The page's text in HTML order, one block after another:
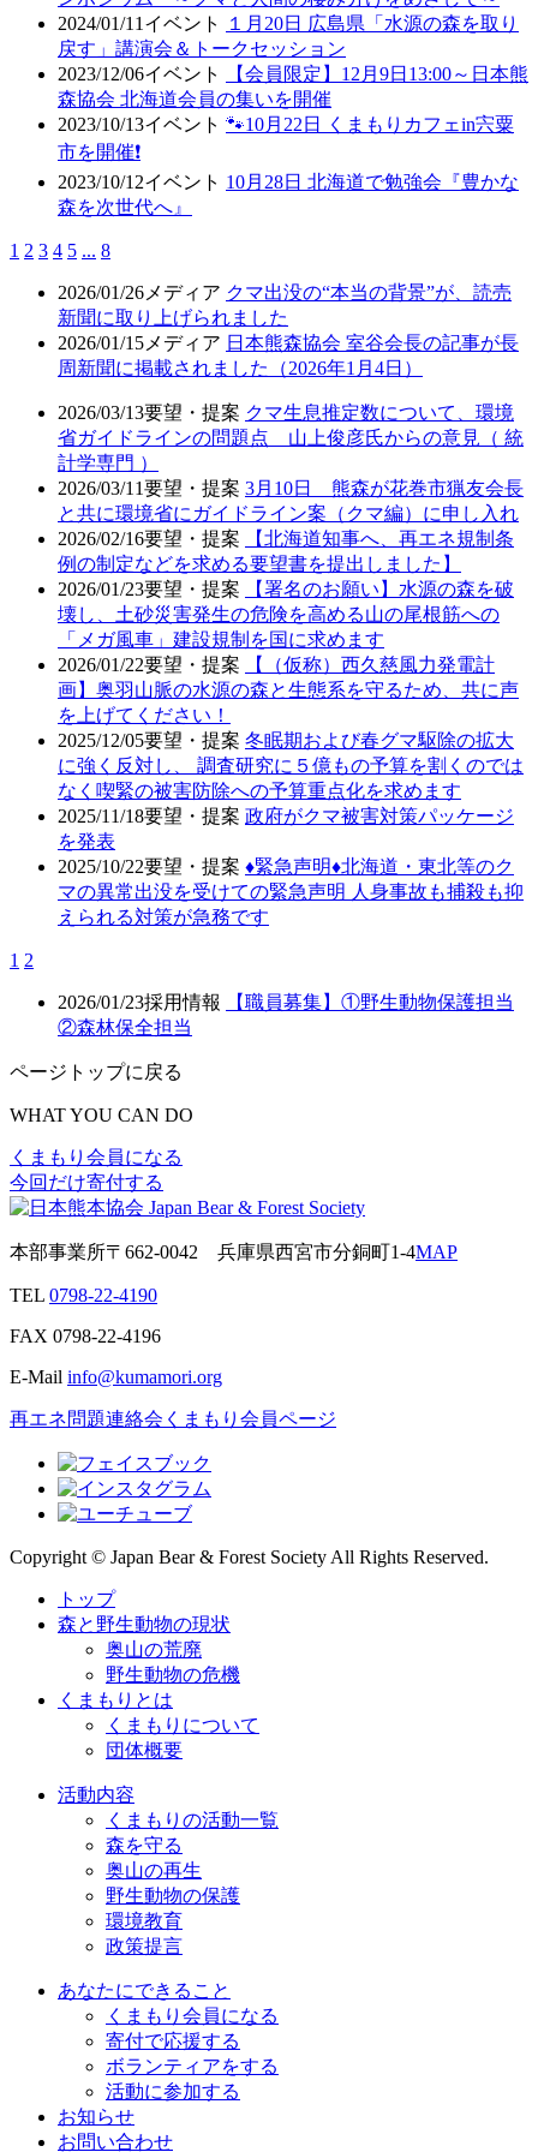
2024/01/11 イベント
１月20日 広島県「水源の森を取り
戻す」講演会＆トークセッション
2023/12/06イベント
【会員限定】12月9日13:00～日本熊
森協会 北海道会員の集いを開催
2023/10/13イベント 🐾10月22日 くまもりカフェin宍粟
市を開催❗
2023/10/12イベント 10月28日 北海道で勉強会『豊かな
森を次世代へ』
1 2 3 4 5 ... 8
2026/01/26 メディア クマ出没の“本当の背景”が、読売
新聞に取り上げられました
2026/01/15 メディア 日本熊森協会 室谷会長の記事が長
周新聞に掲載されました（2026年1月4日）
2026/03/13要望・提案 クマ生息推定数について、環境
省ガイドラインの問題点 山上俊彦氏からの意見（ 統
計学専門 ）
2026/03/11要望・提案 3月10日 熊森が花巻市猟友会長
と共に環境省にガイドライン案（クマ編）に申し入れ
2026/02/16要望・提案
【北海道知事へ、再エネ規制条
例の制定などを求める要望書を提出しました】
2026/01/23要望・提案
【署名のお願い】水源の森を破
壊し、土砂災害発生の危険を高める山の尾根筋への
「メガ風車」建設規制を国に求めます
2026/01/22要望・提案
【（仮称）西久慈風力発電計
画】奥羽山脈の水源の森と生態系を守るため、共に声
を上げてください！
2025/12/05要望・提案 冬眠期および春グマ駆除の拡大
に強く反対し、 調査研究に５億もの予算を割くのでは
なく喫緊の被害防除への予算重点化を求めます
2025/11/18要望・提案 政府がクマ被害対策パッケージ
を発表
2025/10/22要望・提案 ♦️緊急声明♦️北海道・東北等のク
マの異常出没を受けての緊急声明 人身事故も捕殺も抑
えられる対策が急務です
1 2
2026/01/23採用情報
【職員募集】①野生動物保護担当
②森林保全担当
ページトップに戻る
WHAT YOU CAN DO
くまもり会員になる
今回だけ寄付する
本部事業所〒662-0042 兵庫県西宮市分銅町1-4MAP
TEL 0798-22-4190
FAX 0798-22-4196
E-Mail info@kumamori.org
再エネ問題連絡会 くまもり会員ページ
Copyright © Japan Bear & Forest Society All Rights Reserved.
トップ
森と野生動物の現状
奥山の荒廃
野生動物の危機
くまもりとは
くまもりについて
団体概要
活動内容
くまもりの活動一覧
森を守る
奥山の再生
野生動物の保護
環境教育
政策提言
あなたにできること
くまもり会員になる
寄付で応援する
ボランティアをする
活動に参加する
お知らせ
お問い合わせ